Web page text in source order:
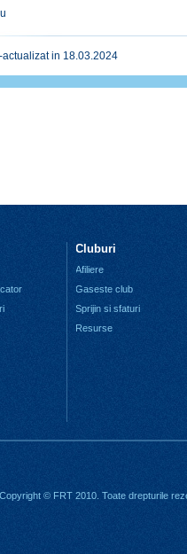
actualizat in 18.03.2024
Cluburi
Afiliere
Gaseste club
Sprijin si sfaturi
Resurse
Copyright © FRT 2010. Toate drepturile